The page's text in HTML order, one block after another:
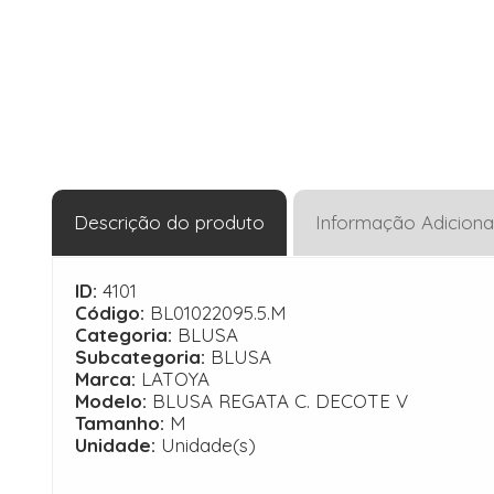
Descrição do produto Informação
ID: 4101
Código: BL01022095.5.M
Categoria: BLUSA
Subcategoria: BLUSA
Marca: LATOYA
Modelo: BLUSA REGATA C. DECOTE V
Tamanho: M
Unidade: Unidade(s)